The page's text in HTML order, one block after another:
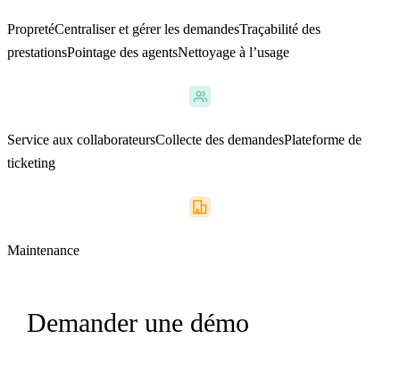
PropretéCentraliser et gérer les demandesTraçabilité des
prestationsPointage des agentsNettoyage à l’usage
Service aux collaborateursCollecte des demandesPlateforme de
ticketing
Maintenance
Demander une démo